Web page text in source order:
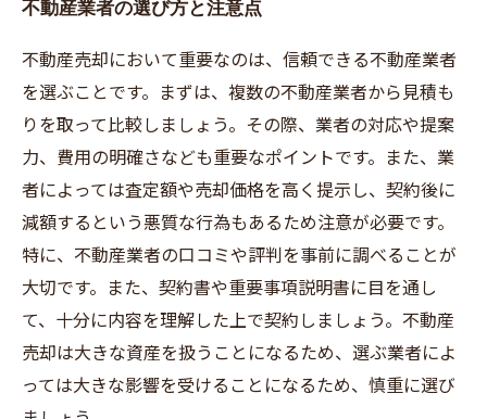
不動産業者の選び方と注意点
不動産売却において重要なのは、信頼できる不動産業者
を選ぶことです。まずは、複数の不動産業者から見積も
りを取って比較しましょう。その際、業者の対応や提案
力、費用の明確さなども重要なポイントです。また、業
者によっては査定額や売却価格を高く提示し、契約後に
減額するという悪質な行為もあるため注意が必要です。
特に、不動産業者の口コミや評判を事前に調べることが
大切です。また、契約書や重要事項説明書に目を通し
て、十分に内容を理解した上で契約しましょう。不動産
売却は大きな資産を扱うことになるため、選ぶ業者によ
っては大きな影響を受けることになるため、慎重に選び